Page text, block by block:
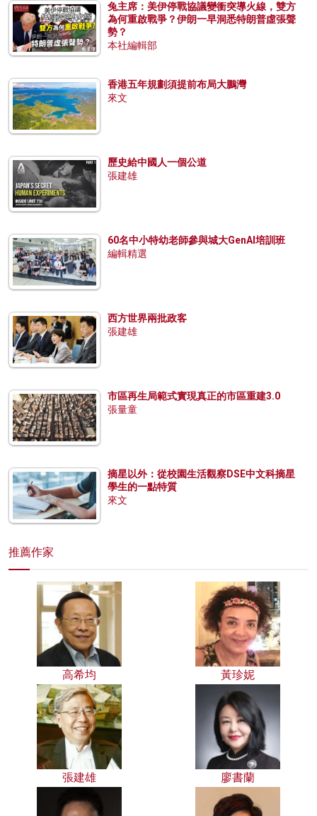
兔主席：美伊停戰協議變衝突導火線，雙方
為何重啟戰爭？伊朗一早洞悉特朗普虛張聲
勢？
本社編輯部
香港五年規劃須提前布局大鵬灣
來文
歷史給中國人一個公道
張建雄
60名中小特幼老師參與城大GenAI培訓班
編輯精選
西方世界兩批政客
張建雄
市區再生局範式實現真正的市區重建3.0
張量童
摘星以外：從校園生活觀察DSE中文科摘星
學生的一點特質
來文
推薦作家
高希均 黃珍妮
張建雄 廖書蘭